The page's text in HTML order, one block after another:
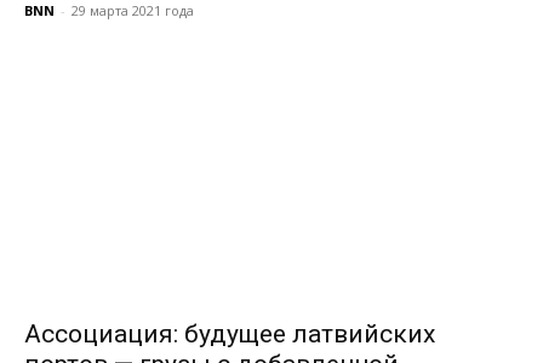
BNN - 29 марта 2021 года
Ассоциация: будущее латвийских